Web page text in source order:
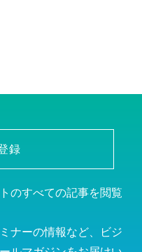
録
のすべての記事を閲覧
ナーの情報など、ビジ